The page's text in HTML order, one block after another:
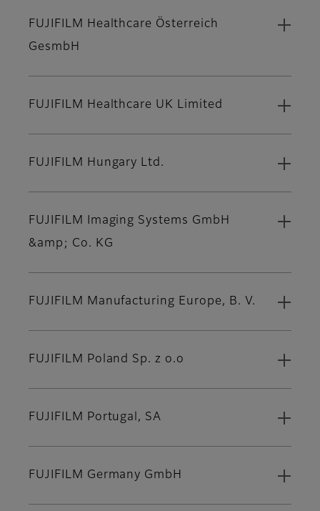
FUJIFILM Healthcare Österreich
GesmbH
FUJIFILM Healthcare UK Limited
FUJIFILM Hungary Ltd.
FUJIFILM Imaging Systems GmbH
&amp; Co. KG
FUJIFILM Manufacturing Europe, B. V.
FUJIFILM Poland Sp. z o.o
FUJIFILM Portugal, SA
FUJIFILM Germany GmbH